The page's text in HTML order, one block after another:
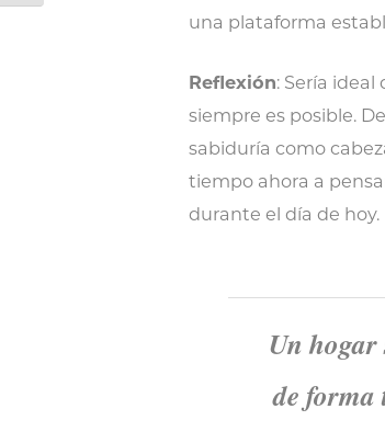
una plataforma
Reflexión: Sería
siempre es posible.
sabiduría como
tiempo ahora a
durante el día de hoy.
Un hogar
de forma